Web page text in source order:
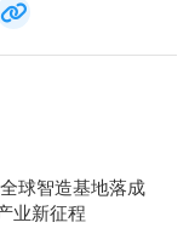
球智造基地落成
业新征程